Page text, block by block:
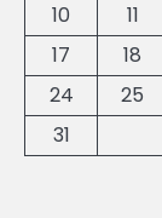
10
11
17
18
24
25
31